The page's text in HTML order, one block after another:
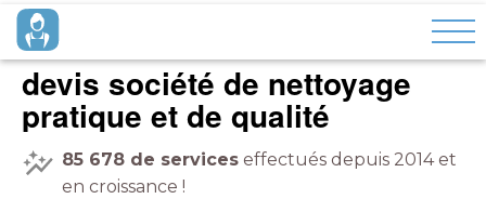
devis société de nettoyage
pratique et de qualité
85 678 de services effectués depuis 2014 et
en croissance !